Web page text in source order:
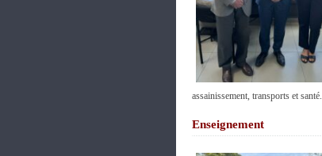
assainissement, transports et santé.
Enseignement